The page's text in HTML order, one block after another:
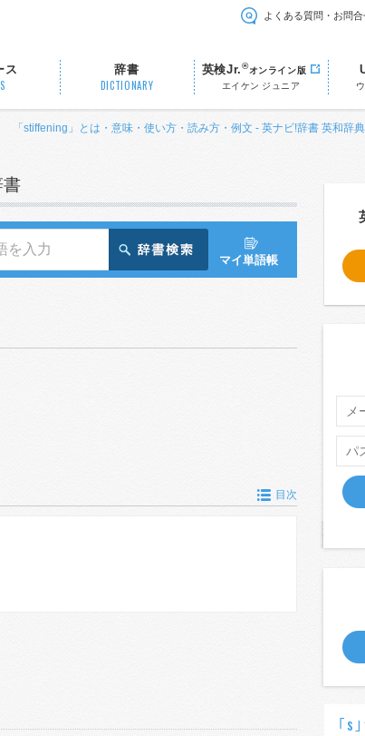
よくある質問・お問合
ス 辞書
DICTIONARY
英検Jr.®オンライン版
エイケン ジュニア
「stiffening」とは・意味・使い方・読み方・例文 - 英ナビ!辞書 英和辞典
書
マイ単語帳
目次
｢s｣